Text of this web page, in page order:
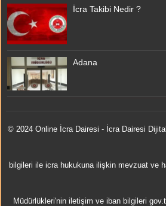
İcra Takibi Nedir ?
Adana
© 2024 Online İcra Dairesi - İcra Dairesi
bilgileri ile icra hukukuna ilişkin mevzuat ve
Müdürlükleri'nin iletişim ve iban bilgileri